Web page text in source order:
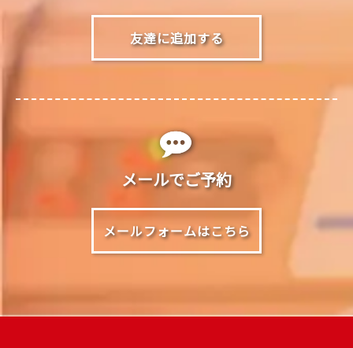
友達に追加する
メールでご予約
メールフォームはこちら